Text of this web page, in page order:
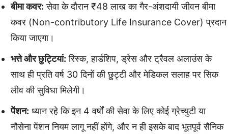
बीमा कवर: सेवा के दौरान ₹48 लाख का गैर-अंशदायी जीवन बीमा
कवर (Non-contributory Life Insurance Cover) प्रदान
किया जाएगा।
भत्ते और छुट्टियां: रिस्क, हार्डशिप, ड्रेस और ट्रैवल अलाउंस के
साथ ही प्रति वर्ष 30 दिनों की छुट्टी और मेडिकल सलाह पर सिक
लीव की सुविधा मिलेगी।
पेंशन: ध्यान रहे कि इन 4 वर्षों की सेवा के लिए कोई ग्रेच्युटी या
नौसेना पेंशन नियम लागू नहीं होंगे, और न ही इसके बाद भूतपूर्व सैनिक